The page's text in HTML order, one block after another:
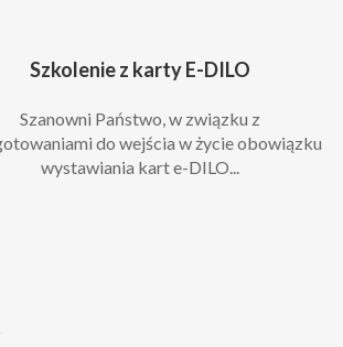
Szkolenie z karty E-DILO
Szanowni Państwo, w związku z
do wejścia w życie obowiązku
wystawiania kart e-DILO...